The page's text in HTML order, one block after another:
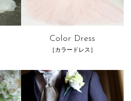
Color Dress
［カラードレス］